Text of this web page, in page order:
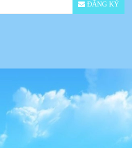
ĐĂNG KÝ